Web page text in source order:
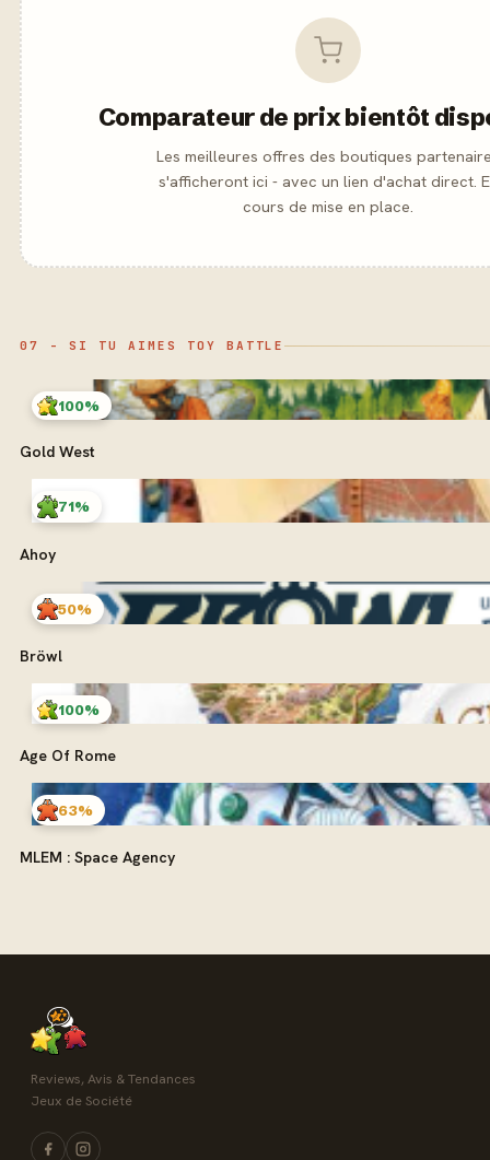
Comparateur de prix bientôt
Les meilleures offres des boutiques
s'afficheront ici - avec un lien d'achat direct.
cours de mise en place.
07 - SI TU AIMES TOY BATTLE
100%
Gold West
71%
Ahoy
50%
Bröwl
100%
Age Of Rome
63%
MLEM : Space Agency
Reviews, Avis & Tendances
Jeux de Société